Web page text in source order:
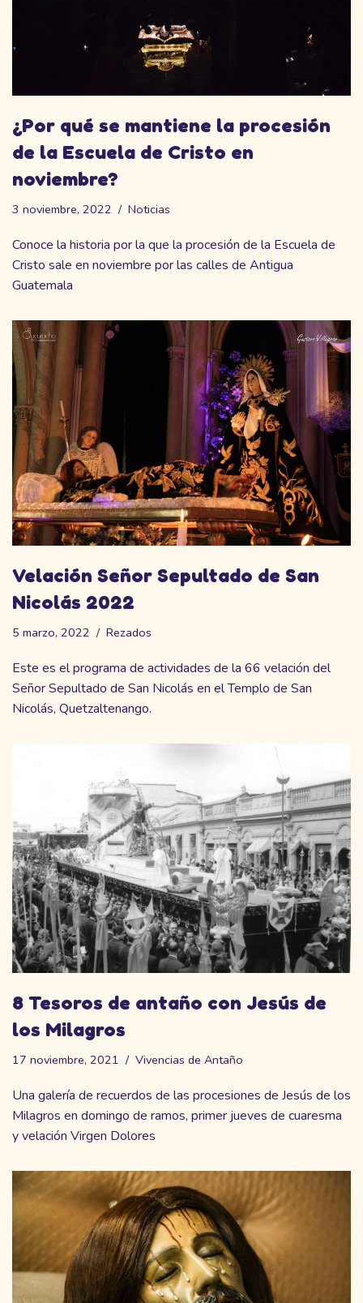
¿Por qué se mantiene la procesión
de la Escuela de Cristo en
noviembre?
3 noviembre, 2022 Noticias
Conoce la historia por la que la procesión de la Escuela de
Cristo sale en noviembre por las calles de Antigua
Guatemala
Velación Señor Sepultado de San
Nicolás 2022
5 marzo, 2022 Rezados
Este es el programa de actividades de la 66 velación del
Señor Sepultado de San Nicolás en el Templo de San
Nicolás, Quetzaltenango.
8 Tesoros de antaño con Jesús de
los Milagros
17 noviembre, 2021 Vivencias de Antaño
Una galería de recuerdos de las procesiones de Jesús de los
Milagros en domingo de ramos, primer jueves de cuaresma
y velación Virgen Dolores